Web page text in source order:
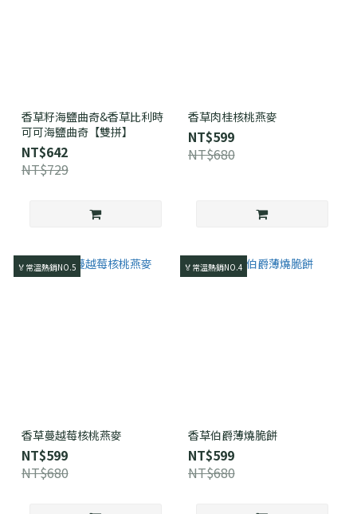
香草籽海鹽曲奇&香草比利時
可可海鹽曲奇【雙拼】
NT$642
NT$729
香草肉桂核桃燕麥
NT$599
NT$680
🏅常溫熱銷NO.5
香草蔓越莓核桃燕麥
NT$599
NT$680
🏅常溫熱銷NO.4
香草伯爵薄燒脆餅
NT$599
NT$680